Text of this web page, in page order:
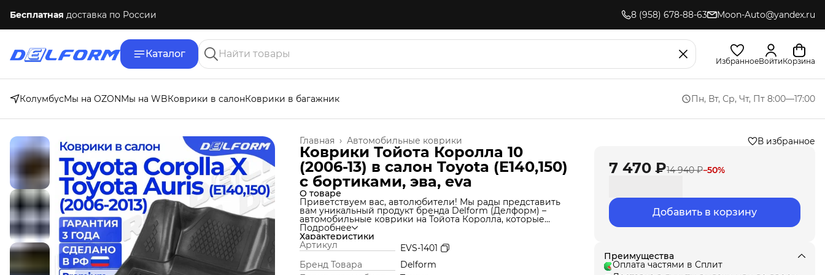
Бесплатная доставка по России 8 (958) 678-88-63 Moon-Auto@yandex.ru
Каталог
ИзбранноеВойтиКорзина
КолумбусМы на OZONМы на WBКоврики в салонКоврики в багажник Пн, Вт, Ср, Чт, Пт 8:00—17:00
Автомобильные коврики
Главная ›
Коврики Тойота Королла 10
(2006-13) в салон Toyota (E140,150)
с бортиками, эва, eva
О товаре
Приветствуем вас, автолюбители! Мы рады представить
вам уникальный продукт бренда Delform (Делформ) –
автомобильные коврики на Тойота Королла, которые
станут незаменимым аксессуаром для вашего автомобиля.
Мы используем уникальную технологию производства,
которая позволяет нам создавать коврики из материала
термоэластопласт (ТЭП), который идеально подходит под
салон автомобиля и обеспечивает надежную защиту от
грязи и влаги. Но это еще не все! Продукт Delform
Подробнее
Характеристики
Артикул
EVS-1401
Бренд Товара
Delform
В избранное
7 470 ₽14 940 ₽−50%
Добавить в корзину
Преимущества
Оплата частями в Сплит